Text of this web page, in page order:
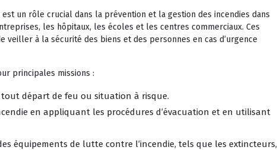
est un rôle crucial dans la prévention et la gestion des incendies dans
les hôpitaux, les écoles et les centres commerciaux. Ces
veiller à la sécurité des biens et des personnes en cas d’urgence
principales missions :
départ de feu ou situation à risque.
en appliquant les procédures d’évacuation et en utilisant
équipements de lutte contre l’incendie, tels que les extincteurs,